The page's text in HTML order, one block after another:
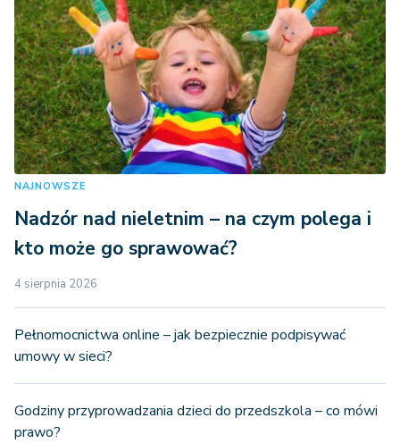
NAJNOWSZE
Nadzór nad nieletnim – na czym polega i
kto może go sprawować?
4 sierpnia 2026
Pełnomocnictwa online – jak bezpiecznie podpisywać
umowy w sieci?
Godziny przyprowadzania dzieci do przedszkola – co mówi
prawo?